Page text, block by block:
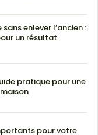
enlever l’ancien :
un résultat
pratique pour une
pour votre